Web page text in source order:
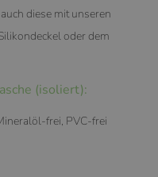
diese mit unseren
oder dem
(isoliert):
frei, PVC-frei